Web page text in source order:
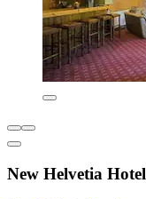
New Helvetia Hotel